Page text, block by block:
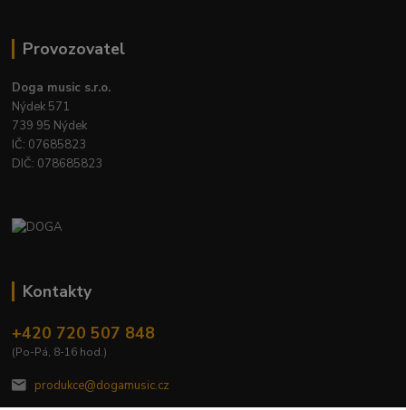
Provozovatel
Doga music s.r.o.
Nýdek 571
739 95 Nýdek
IČ: 07685823
DIČ: 078685823
Kontakty
+420 720 507 848
(Po-Pá, 8-16 hod.)
produkce@dogamusic.cz